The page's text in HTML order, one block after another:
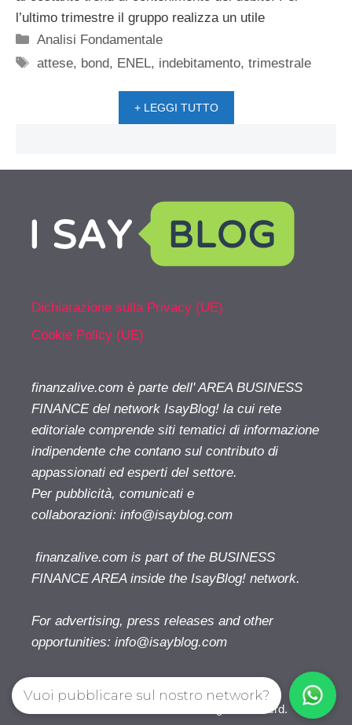
l’ultimo trimestre il gruppo realizza un utile
Categorie
Analisi Fondamentale
Tag
attese, bond, ENEL, indebitamento,trimestrale
+ LEGGI TUTTO
Dichiarazione sulla Privacy (UE)
Cookie Policy (UE)
finanzalive.com è parte dell' AREA BUSINESS
FINANCE del network IsayBlog! la cui rete
editoriale comprende siti tematici di informazione
indipendente che contano sul contributo di
appassionati ed esperti del settore.
Per pubblicità, comunicati e
collaborazioni: info@isayblog.com
finanzalive.com is part of the BUSINESS
FINANCE AREA inside the IsayBlog! network.
For advertising, press releases and other
opportunities: info@isayblog.com
Finanzalive.com © 2026. All right reserverd.
Vuoi pubblicare sul nostro network?